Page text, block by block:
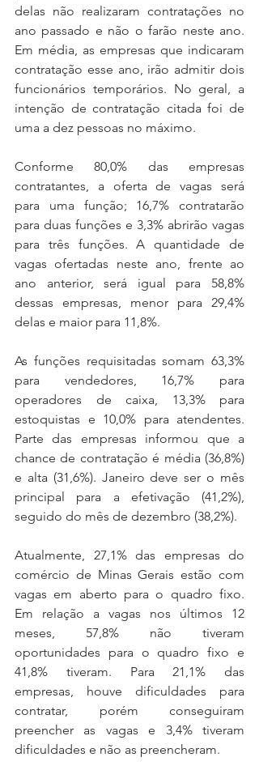
delas não realizaram contratações no
ano passado e não o farão neste ano.
Em média, as empresas que indicaram
contratação esse ano, irão admitir dois
funcionários temporários. No geral, a
intenção de contratação citada foi de
uma a dez pessoas no máximo.
Conforme 80,0% das empresas
contratantes, a oferta de vagas será
para uma função; 16,7% contratarão
para duas funções e 3,3% abrirão vagas
para três funções. A quantidade de
vagas ofertadas neste ano, frente ao
ano anterior, será igual para 58,8%
dessas empresas, menor para 29,4%
delas e maior para 11,8%.
As funções requisitadas somam 63,3%
para vendedores, 16,7% para
operadores de caixa, 13,3% para
estoquistas e 10,0% para atendentes.
Parte das empresas informou que a
chance de contratação é média (36,8%)
e alta (31,6%). Janeiro deve ser o mês
principal para a efetivação (41,2%),
seguido do mês de dezembro (38,2%).
Atualmente, 27,1% das empresas do
comércio de Minas Gerais estão com
vagas em aberto para o quadro fixo.
Em relação a vagas nos últimos 12
meses, 57,8% não tiveram
oportunidades para o quadro fixo e
41,8% tiveram. Para 21,1% das
empresas, houve dificuldades para
contratar, porém conseguiram
preencher as vagas e 3,4% tiveram
dificuldades e não as preencheram.